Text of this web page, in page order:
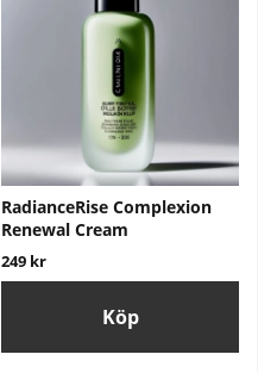
RadianceRise Complexion
Renewal Cream
249 kr
Köp